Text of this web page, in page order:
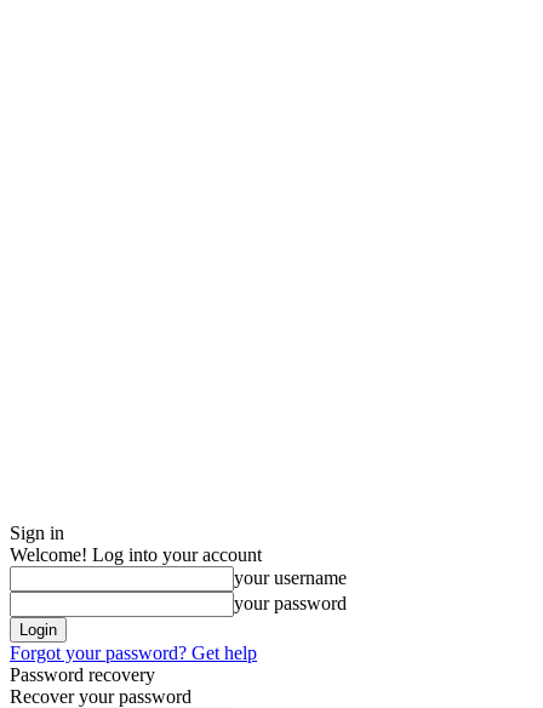
Sign in
Welcome! Log into your account
your username
your password
Forgot your password? Get help
Password recovery
Recover your password